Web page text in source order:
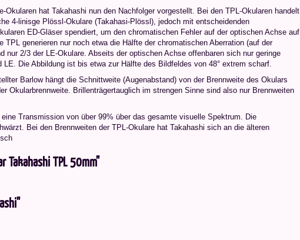
Okularen hat Takahashi nun den Nachfolger vorgestellt. Bei den TPL-Okularen handelt
4-linisge Plössl-Okulare (Takahasi-Plössl), jedoch mit entscheidenden
ED-Gläser spendiert, um den chromatischen Fehler auf der optischen Achse auf
generieren nur noch etwa die Hälfte der chromatischen Aberration (auf der
nur 2/3 der LE-Okulare. Abseits der optischen Achse offenbaren sich nur geringe
LE. Die Abbildung ist bis etwa zur Hälfte des Bildfeldes von 48° extrem scharf.
Barlow hängt die Schnittweite (Augenabstand) von der Brennweite des Okulars
Okularbrennweite. Brillenträgertauglich im strengen Sinne sind also nur Brennweiten
Transmission von über 99% über das gesamte visuelle Spektrum. Die
Bei den Brennweiten der TPL-Okulare hat Takahashi sich an die älteren
Takahashi TPL 50mm"